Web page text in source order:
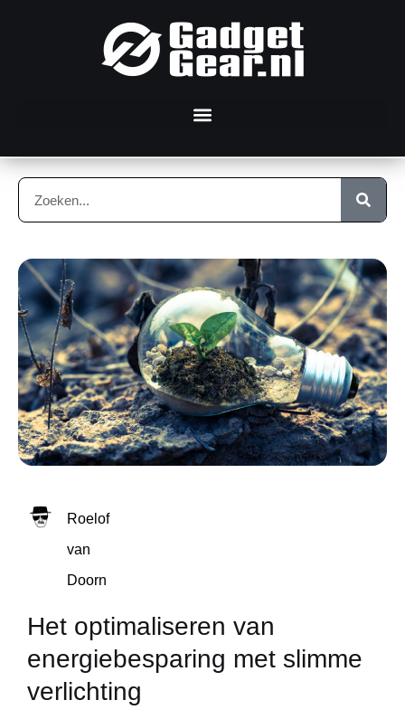
Roelof
van
Doorn
Het optimaliseren van
energiebesparing met slimme
verlichting